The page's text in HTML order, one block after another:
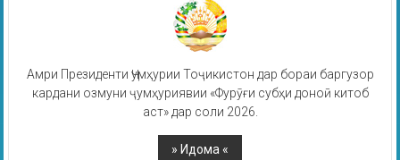
Амри Президенти Ҷумҳурии Тоҷикистон дар бораи баргузор
кардани озмуни ҷумҳуриявии «Фурӯғи субҳи доноӣ китоб
аст» дар соли 2026.